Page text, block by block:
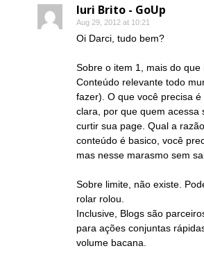
Iuri Brito - GoUp
Aug 29, 2012 at 10:21
Oi Darci, tudo bem?
Sobre o item 1, mais do que
Conteúdo relevante todo
fazer). O que você precisa
clara, por que quem acessa
curtir sua page. Qual a
conteúdo é basico, você
mas nesse marasmo sem
Sobre limite, não existe.
rolar rolou.
Inclusive, Blogs são
para ações conjuntas
volume bacana.